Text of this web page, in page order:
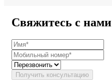
Свяжитесь с нами
Получить консультацию